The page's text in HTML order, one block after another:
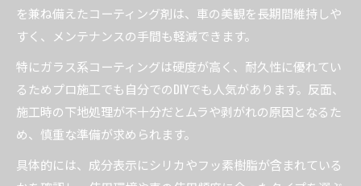
を兼ね備えたコーティング剤は、車の美観を長期間維持しや
すく、メンテナンスの手間も軽減できます。
特にガラス系コーティングは硬度が高く、耐久性に優れてい
るためプロ施工でも自分でのDIYでも人気があります。反面、
施工時の下地処理が不十分だとムラや剥がれの原因となるた
め、慎重な準備が求められます。
具体的には、成分表示にシリカやフッ素樹脂が含まれている